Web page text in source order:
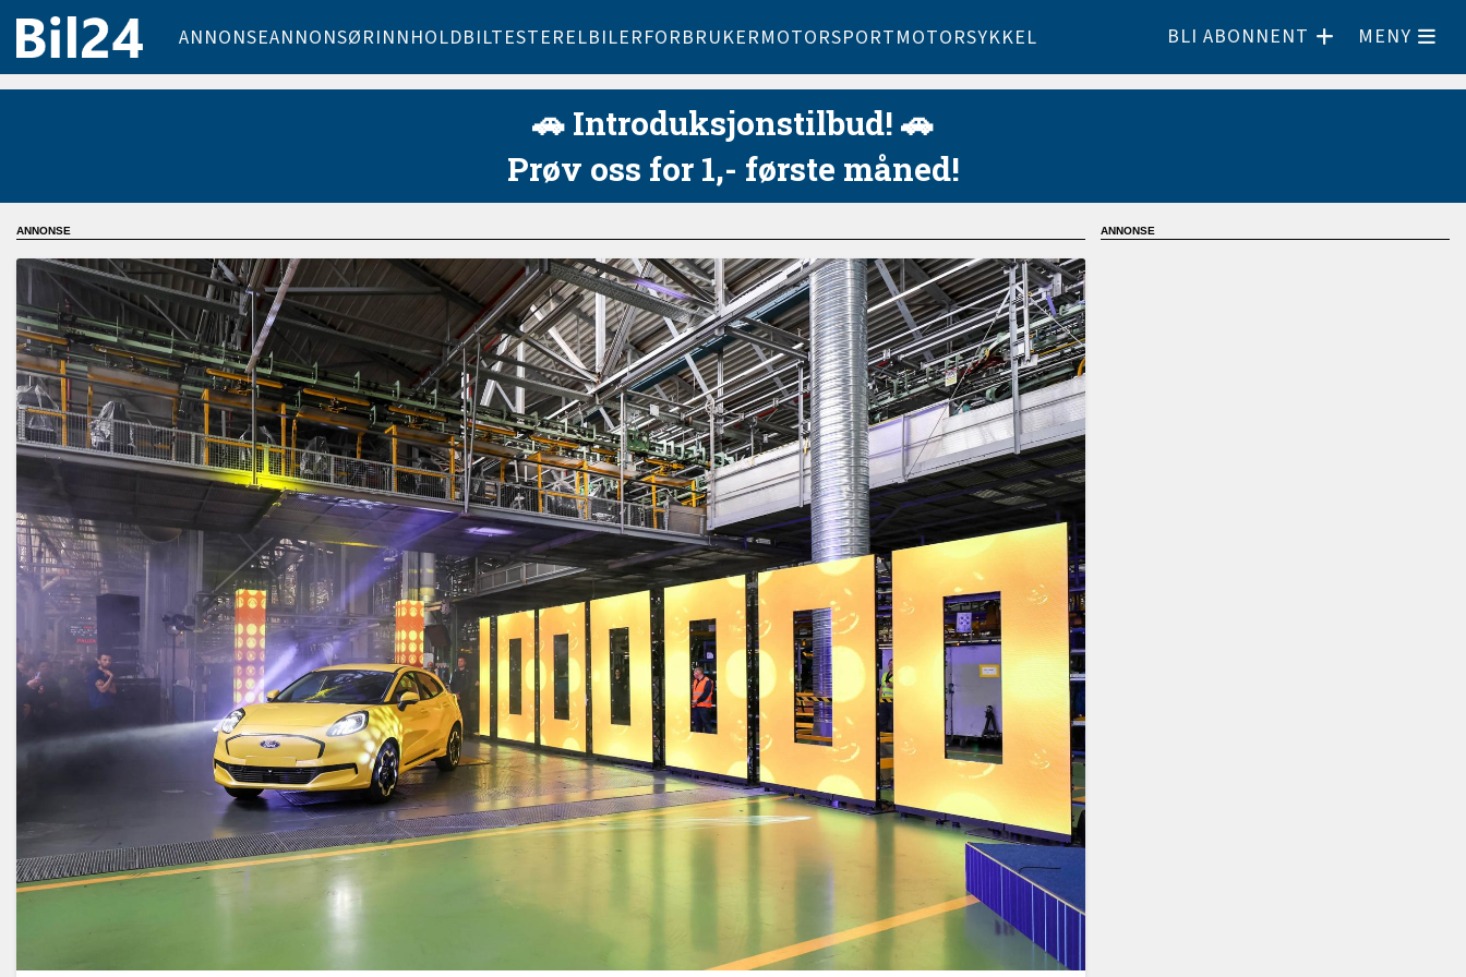
ANNONSEANNONSØRINNHOLDBILTESTERELBILERFORBRUKERMOTORSPORTMOTORSYKKEL BLI ABONNENT MENY
🚗 Introduksjonstilbud! 🚗
Prøv oss for 1,- første måned!